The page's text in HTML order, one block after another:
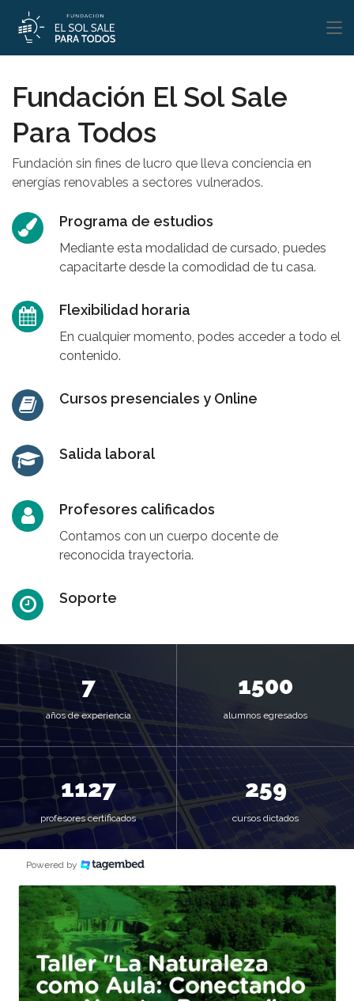
Fundación El Sol Sale
Para Todos
Fundación sin fines de lucro que lleva conciencia en
energías renovables a sectores vulnerados.
Programa de estudios
Mediante esta modalidad de cursado, puedes
capacitarte desde la comodidad de tu casa.
Flexibilidad horaria
En cualquier momento, podes acceder a todo el
contenido.
Cursos presenciales y Online
Salida laboral
Profesores calificados
Contamos con un cuerpo docente de
reconocida trayectoria.
Soporte
7
años de experiencia
1500
alumnos egresados
1300
profesores certificados
300
cursos dictados
Powered by